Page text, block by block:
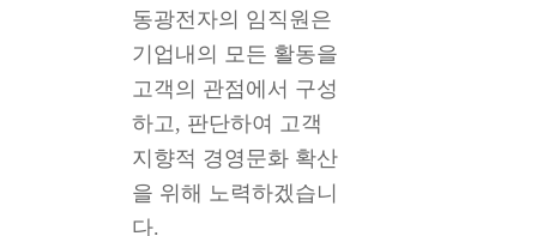
동광전자의 임직원은
기업내의 모든 활동을
고객의 관점에서 구성
하고, 판단하여 고객
지향적 경영문화 확산
을 위해 노력하겠습니
다.